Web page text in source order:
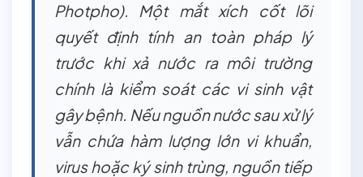
Photpho). Một mắt xích cốt lõi
quyết định tính an toàn pháp lý
trước khi xả nước ra môi trường
chính là kiểm soát các vi sinh vật
gây bệnh. Nếu nguồn nước sau xử lý
vẫn chứa hàm lượng lớn vi khuẩn,
virus hoặc ký sinh trùng, nguồn tiếp